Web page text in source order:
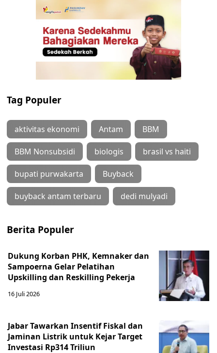
Tag Populer
aktivitas ekonomi Antam BBM
BBM Nonsubsidi biologis brasil vs haiti
bupati purwakarta Buyback
buyback antam terbaru dedi mulyadi
Berita Populer
Dukung Korban PHK, Kemnaker dan
Sampoerna Gelar Pelatihan
Upskilling dan Reskilling Pekerja
16 Juli 2026
Jabar Tawarkan Insentif Fiskal dan
Jaminan Listrik untuk Kejar Target
Investasi Rp314 Triliun